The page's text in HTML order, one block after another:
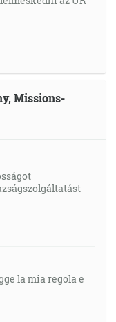
Missions-
la mia regola e